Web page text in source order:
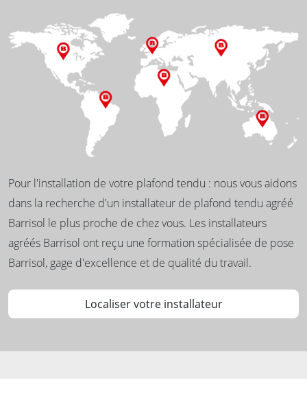
Pour l'installation de votre plafond tendu : nous vous aidons
dans la recherche d'un installateur de plafond tendu agréé
Barrisol le plus proche de chez vous. Les installateurs
agréés Barrisol ont reçu une formation spécialisée de pose
Barrisol, gage d'excellence et de qualité du travail.
Localiser votre installateur